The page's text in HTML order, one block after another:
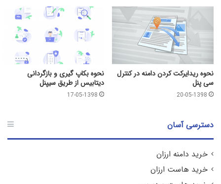
نحوه ریدایرکت کردن دامنه در کنترل
سی پنل
20-05-1398
نحوه بکاپ گیری و بازگردانی
دیتابیس از طریق سیپنل
17-05-1398
دسترسی آسان
خرید دامنه ارزان
خرید هاست ارزان